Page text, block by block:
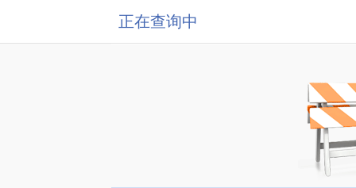
正在查询中